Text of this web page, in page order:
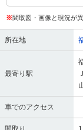
※間取図・画像と現況が
所在地
最寄り駅
車でのアクセス